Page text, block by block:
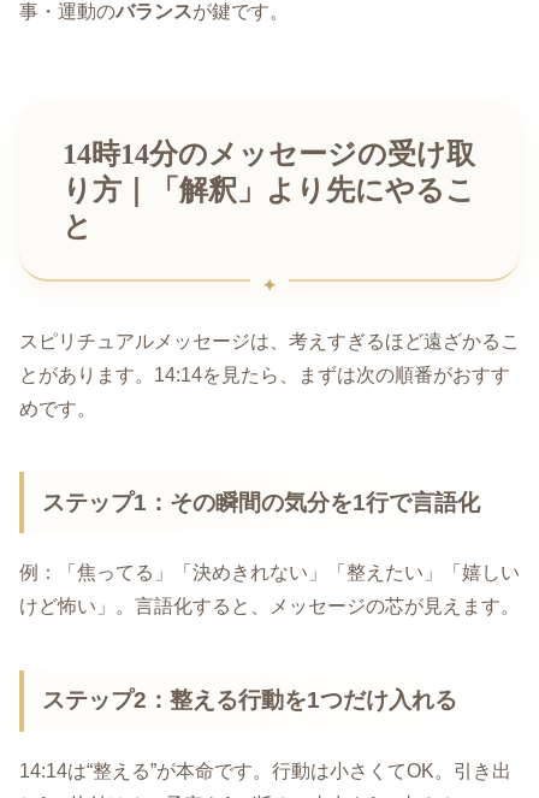
事・運動のバランスが鍵です。
14時14分のメッセージの受け取
り方｜「解釈」より先にやるこ
と
スピリチュアルメッセージは、考えすぎるほど遠ざかるこ
とがあります。14:14を見たら、まずは次の順番がおすす
めです。
ステップ1：その瞬間の気分を1行で言語化
例：「焦ってる」「決めきれない」「整えたい」「嬉しい
けど怖い」。言語化すると、メッセージの芯が見えます。
ステップ2：整える行動を1つだけ入れる
14:14は“整える”が本命です。行動は小さくてOK。引き出